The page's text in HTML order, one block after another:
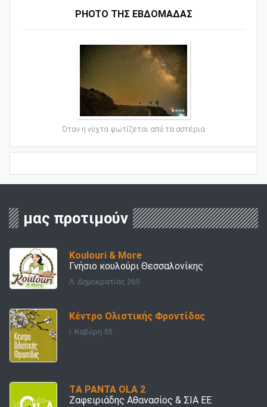
PHOTO ΤΗΣ ΕΒΔΟΜΑΔΑΣ
Όταν η νύχτα φωτίζεται από τα αστέρια
μας προτιμούν
Koulouri & More
Γνήσιο κουλούρι Θεσσαλονίκης
Λ. Δημοκρατίας 265
Κέντρο Ολιστικής Φροντίδας
Ι. Καβύρη 55
TΑ PANTA OLA 2
Ζαφειριάδης Αθανασίος & ΣΙΑ ΕΕ